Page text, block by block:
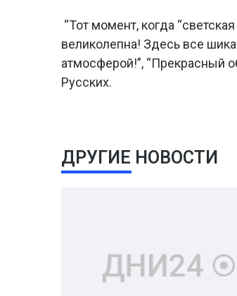
“Тот момент, когда
великолепна! Здесь все
атмосферой!”, “Прекрасный
Русских.
ДРУГИЕ НОВОСТИ